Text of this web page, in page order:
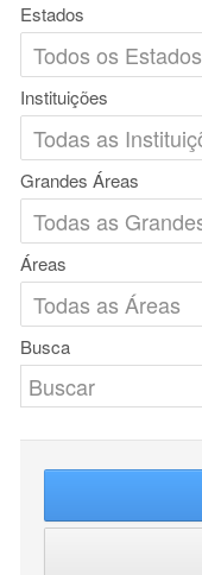
Estados
Instituições
Grandes Áreas
Áreas
Busca